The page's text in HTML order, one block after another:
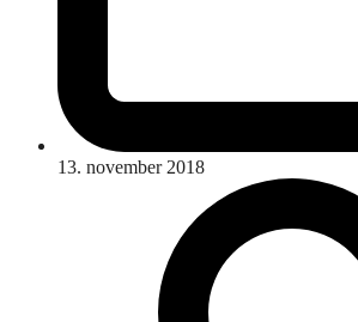
13. november 2018